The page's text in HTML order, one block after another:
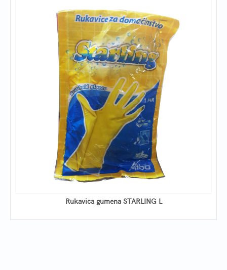
Rukavica gumena STARLING L